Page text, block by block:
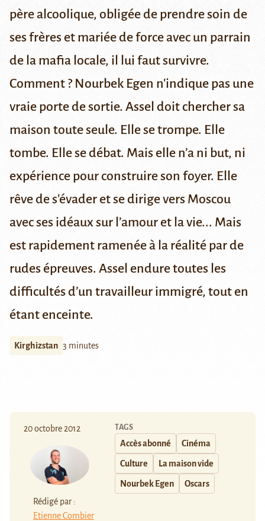
père alcoolique, obligée de prendre soin de
ses frères et mariée de force avec un parrain
de la mafia locale, il lui faut survivre.
Comment ? Nourbek Egen n'indique pas une
vraie porte de sortie. Assel doit chercher sa
maison toute seule. Elle se trompe. Elle
tombe. Elle se débat. Mais elle n’a ni but, ni
expérience pour construire son foyer. Elle
rêve de s'évader et se dirige vers Moscou
avec ses idéaux sur l’amour et la vie... Mais
est rapidement ramenée à la réalité par de
rudes épreuves. Assel endure toutes les
difficultés d’un travailleur immigré, tout en
étant enceinte.
Kirghizstan 3 minutes
20 octobre 2012
Rédigé par :
Etienne Combier
TAGS
Accès abonné Cinéma
Culture La maison vide
Nourbek Egen Oscars